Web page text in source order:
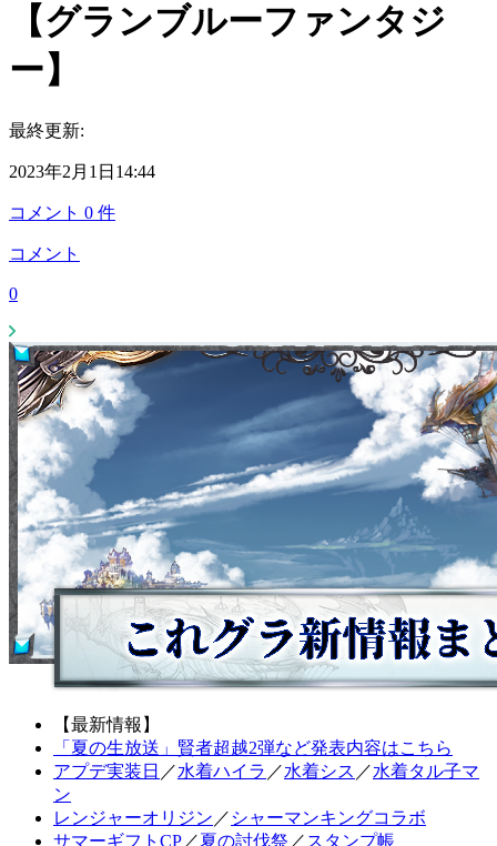
【グランブルーファンタジ
ー】
最終更新:
2023年2月1日14:44
コメント 0 件
コメント
0
【最新情報】
「夏の生放送」賢者超越2弾など発表内容はこちら
アプデ実装日 ／水着ハイラ ／水着シス ／水着タル子マ
ン
レンジャーオリジン ／ シャーマンキングコラボ
サマーギフトCP／夏の討伐祭 ／ スタンプ帳